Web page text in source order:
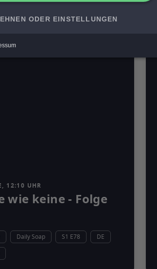
12:10 UHR
wie keine - Folge
Daily Soap S1 E78
DE